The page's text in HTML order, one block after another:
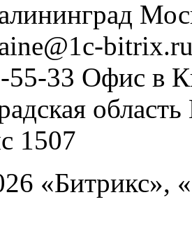
55-33 Офис в
область
1507
«Битрикс»,